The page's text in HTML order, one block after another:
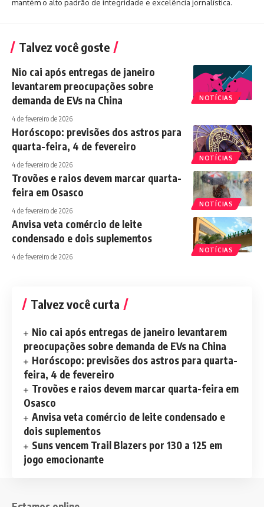
mantém o alto padrão de integridade e excelência jornalística.
Talvez você goste
NOTÍCIAS
Nio cai após entregas de janeiro
levantarem preocupações sobre
demanda de EVs na China
4 de fevereiro de 2026
NOTÍCIAS
Horóscopo: previsões dos astros para
quarta-feira, 4 de fevereiro
4 de fevereiro de 2026
NOTÍCIAS
Trovões e raios devem marcar quarta-
feira em Osasco
4 de fevereiro de 2026
NOTÍCIAS
Anvisa veta comércio de leite
condensado e dois suplementos
4 de fevereiro de 2026
Talvez você curta
Nio cai após entregas de janeiro levantarem
preocupações sobre demanda de EVs na China
Horóscopo: previsões dos astros para quarta-
feira, 4 de fevereiro
Trovões e raios devem marcar quarta-feira em
Osasco
Anvisa veta comércio de leite condensado e
dois suplementos
Suns vencem Trail Blazers por 130 a 125 em
jogo emocionante